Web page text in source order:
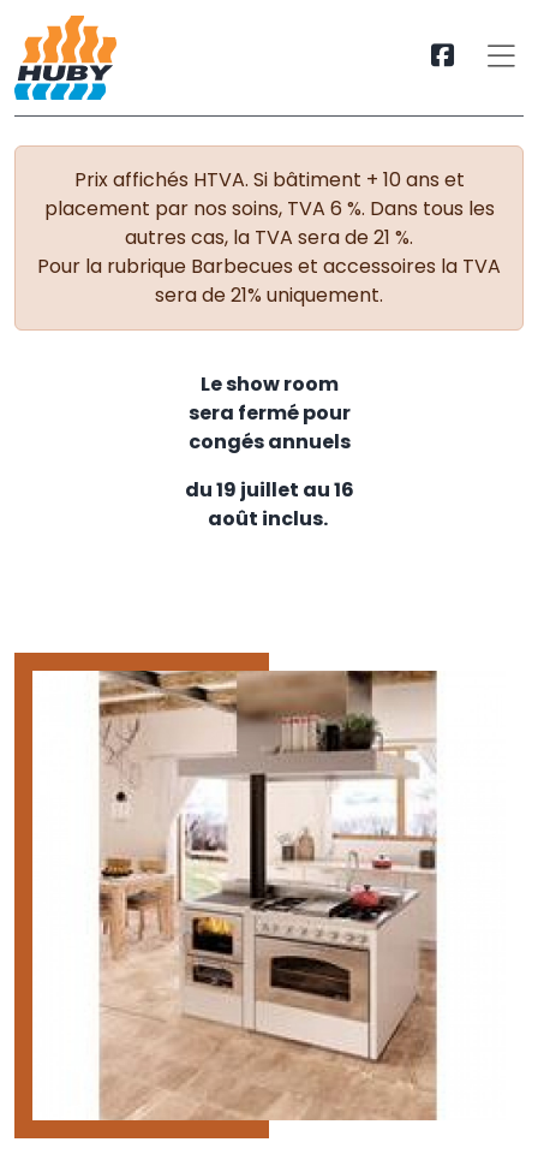
Prix affichés HTVA. Si bâtiment + 10 ans et
placement par nos soins, TVA 6 %. Dans tous les
autres cas, la TVA sera de 21 %.
Pour la rubrique Barbecues et accessoires la TVA
sera de 21% uniquement.
Le show room
sera fermé pour
congés annuels
du 19 juillet au 16
août inclus.